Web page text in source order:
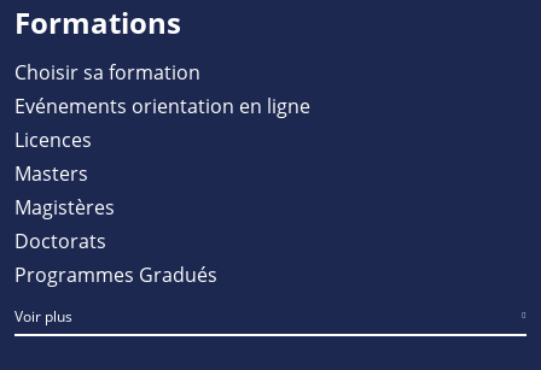
Formations
Choisir sa formation
Evénements orientation en ligne
Licences
Masters
Magistères
Doctorats
Programmes Gradués
Voir plus